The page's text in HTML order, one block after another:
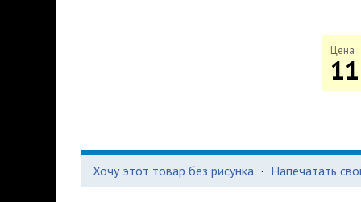
Цена
Хочу этот товар без рисунка · Напечатать